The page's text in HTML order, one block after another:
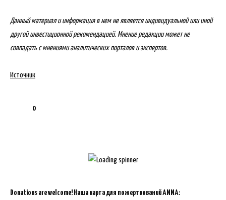
Данный материал и информация в нем не является индивидуальной или иной
другой инвестиционной рекомендацией. Мнение редакции может не
совпадать с мнениями аналитических порталов и экспертов.
Источник
0
Donations are welcome! Наша карта для пожертвований ANNA: